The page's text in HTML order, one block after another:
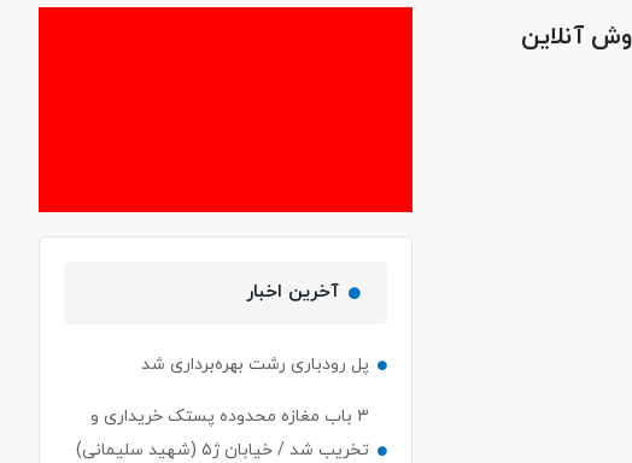
آنلاین
آخرین اخبار
پل رودباری رشت بهره‌برداری شد
۳ باب مغازه محدوده پستک خریداری و
تخریب شد / خیابان ژ۵ (شهید سلیمانی)